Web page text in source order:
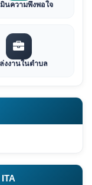
มินความพึงพอใจ
งงานในตำบล